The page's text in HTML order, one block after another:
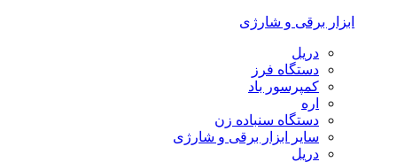
ابزار برقی و شارژی
دریل
دستگاه فرز
کمپرسور باد
اره
دستگاه سنباده زن
سایر ابزار برقی و شارژی
دریل